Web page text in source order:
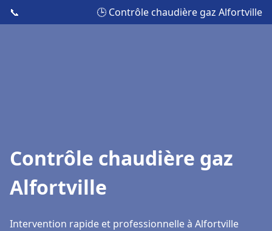
📞 🕒 Contrôle chaudière gaz Alfortville
Contrôle chaudière gaz
Alfortville
Intervention rapide et professionnelle à Alfortville